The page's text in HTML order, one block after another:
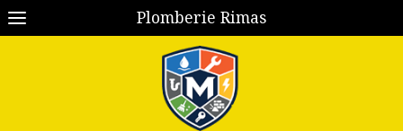
Plomberie Rimas